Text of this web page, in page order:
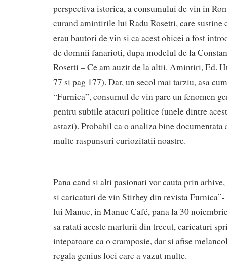
perspectiva istorica, a consumului de vin in
curand amintirile lui Radu Rosetti, care sustine
erau bautori de vin si ca acest obicei a fost
de domnii fanarioti, dupa modelul de la
Rosetti – Ce am auzit de la altii. Amintiri, Ed.
77 si pag 177). Dar, un secol mai tarziu, asa
“Furnica”, consumul de vin pare un fenomen
pentru subtile atacuri politice (unele dintre
astazi). Probabil ca o analiza bine documentata
multe raspunsuri curiozitatii noastre.
Pana cand si alti pasionati vor cauta prin
si caricaturi de vin Stirbey din revista Furnica”-
lui Manuc, in Manuc Café, pana la 30
sa ratati aceste marturii din trecut, caricaturi
intepatoare ca o cramposie, dar si afise
regala genius loci care a vazut multe.